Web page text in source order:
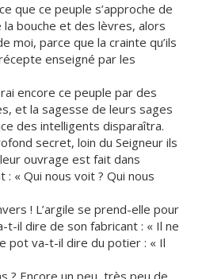
que ce peuple s’approche de
bouche et des lèvres, alors
moi, parce que la crainte qu’ils
enseigné par les
encore ce peuple par des
et la sagesse de leurs sages
des intelligents disparaîtra.
secret, loin du Seigneur ils
ouvrage est fait dans
: « Qui nous voit ? Qui nous
! L’argile se prend-elle pour
t-il dire de son fabricant : « Il ne
pot va-t-il dire du potier : « Il
? Encore un peu, très peu de